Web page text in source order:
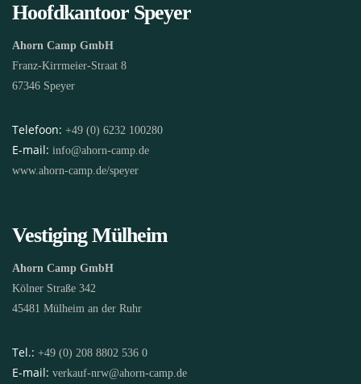
Hoofdkantoor Speyer
Ahorn Camp GmbH
Franz-Kirrmeier-Straat 8
67346 Speyer
Telefoon: +49 (0) 6232 100280
E-mail: info@ahorn-camp.de
www.ahorn-camp.de/speyer
Vestiging Mülheim
Ahorn Camp GmbH
Kölner Straße 342
45481 Mülheim an der Ruhr
Tel.: +49 (0) 208 8802 536 0
E-mail: verkauf-nrw@ahorn-camp.de